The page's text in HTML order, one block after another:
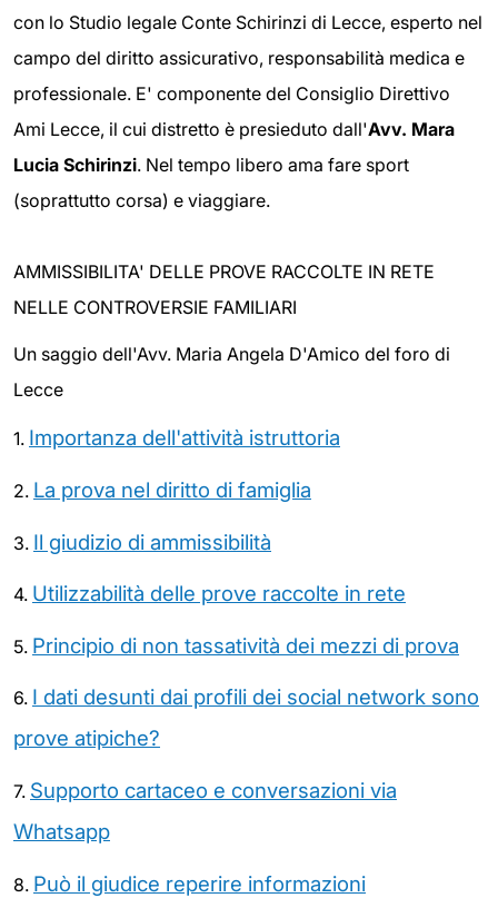
con lo Studio legale Conte Schirinzi di Lecce, esperto nel
campo del diritto assicurativo, responsabilità medica e
professionale. E' componente del Consiglio Direttivo
Ami Lecce, il cui distretto è presieduto dall'Avv. Mara
Lucia Schirinzi. Nel tempo libero ama fare sport
(soprattutto corsa) e viaggiare.
AMMISSIBILITA' DELLE PROVE RACCOLTE IN RETE
NELLE CONTROVERSIE FAMILIARI
Un saggio dell'Avv. Maria Angela D'Amico del foro di
Lecce
1. Importanza dell'attività istruttoria
2. La prova nel diritto di famiglia
3. Il giudizio di ammissibilità
4. Utilizzabilità delle prove raccolte in rete
5. Principio di non tassatività dei mezzi di prova
6. I dati desunti dai profili dei social network sono
prove atipiche?
7. Supporto cartaceo e conversazioni via
Whatsapp
8. Può il giudice reperire informazioni